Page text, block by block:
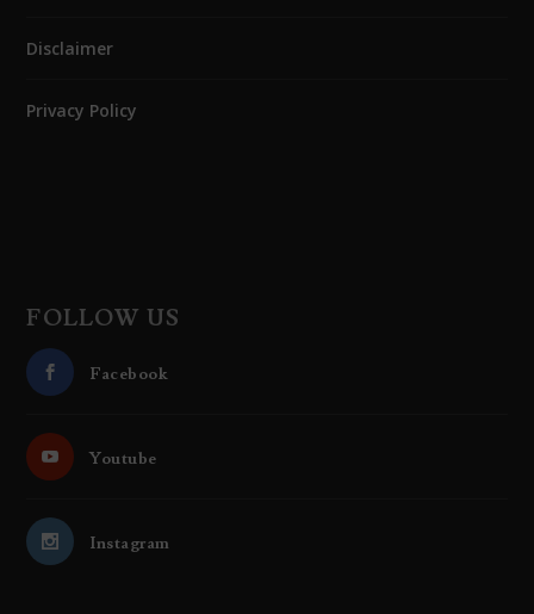
Disclaimer
Privacy Policy
FOLLOW US
Facebook
Youtube
Instagram